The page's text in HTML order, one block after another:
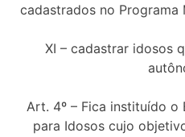
cadastrados no
XI – cadastrar idosos
Art. 4º – Fica instituído o
para Idosos cujo